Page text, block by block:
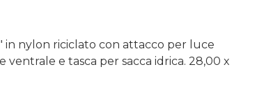
in nylon riciclato con attacco per luce
e tasca per sacca idrica. 28,00 x